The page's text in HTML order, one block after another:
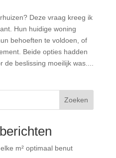
Deze vraag kreeg ik
Hun huidige woning
behoeften te voldoen, of
Beide opties hadden
beslissing moeilijk was....
Zoeken
m² optimaal benut